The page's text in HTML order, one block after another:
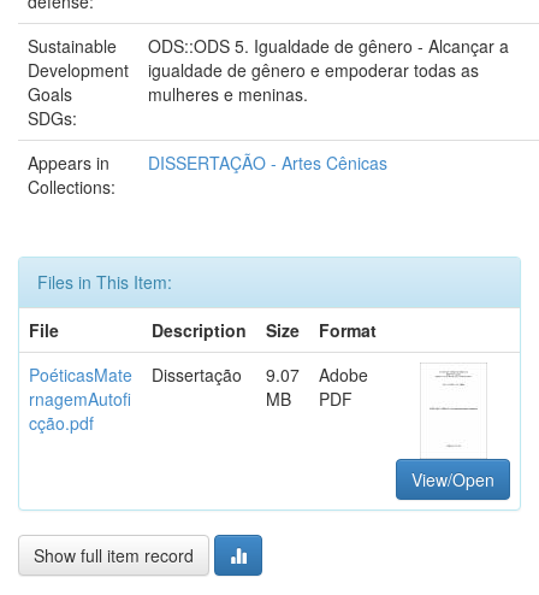
Sustainable
Development
Goals
SDGs:
ODS::ODS 5. Igualdade de gênero - Alcançar a
igualdade de gênero e empoderar todas as
mulheres e meninas.
Appears in
Collections:
DISSERTAÇÃO - Artes Cênicas
Files in This Item:
File
Description Size
Format
PoéticasMate
rnagemAutofi
cção.pdf
Dissertação
9.07
MB
Adobe
PDF
View/Open
Show full item record